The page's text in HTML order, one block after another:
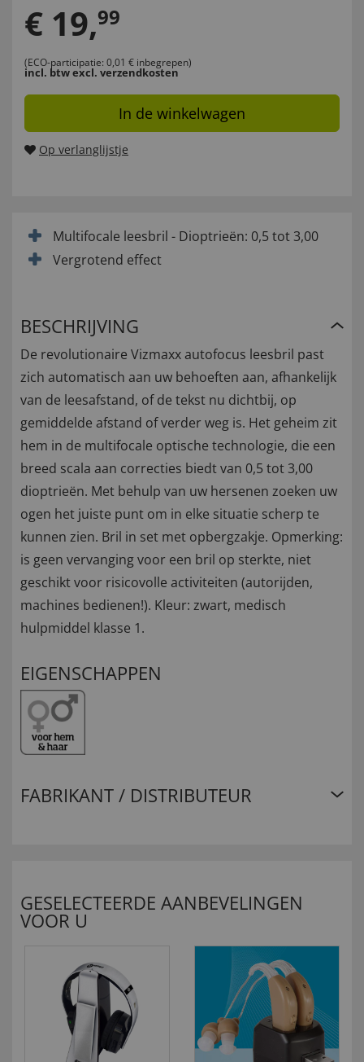
€ 19,99
(ECO-participatie: 0,01 € inbegrepen)
incl. btwexcl. verzendkosten
In de winkelwagen
Op verlanglijstje
Multifocale leesbril - Dioptrieën: 0,5 tot 3,00
Vergrotend effect
BESCHRIJVING
De revolutionaire Vizmaxx autofocus leesbril past
zich automatisch aan uw behoeften aan, afhankelijk
van de leesafstand, of de tekst nu dichtbij, op
gemiddelde afstand of verder weg is. Het geheim zit
hem in de multifocale optische technologie, die een
breed scala aan correcties biedt van 0,5 tot 3,00
dioptrieën. Met behulp van uw hersenen zoeken uw
ogen het juiste punt om in elke situatie scherp te
kunnen zien. Bril in set met opbergzakje. Opmerking:
is geen vervanging voor een bril op sterkte, niet
geschikt voor risicovolle activiteiten (autorijden,
machines bedienen!). Kleur: zwart, medisch
hulpmiddel klasse 1.
EIGENSCHAPPEN
FABRIKANT / DISTRIBUTEUR
GESELECTEERDE AANBEVELINGEN
VOOR U